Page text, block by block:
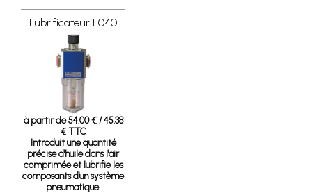
Lubrificateur L040
à partir de54.00 €/ 45.38
€ TTC
Introduit une quantité
précise d'huile dans l'air
comprimée et lubrifie les
composants d'un système
pneumatique.